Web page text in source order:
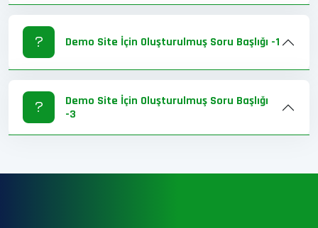
Demo Site İçin Oluşturulmuş Soru Başlığı -1
Demo Site İçin Oluşturulmuş Soru Başlığı
-3